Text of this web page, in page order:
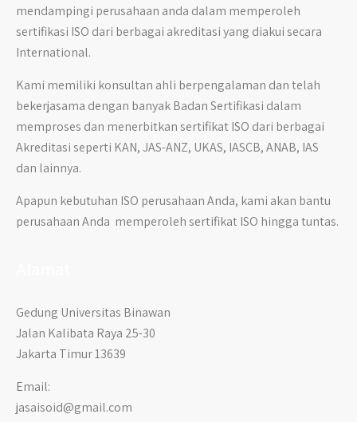
mendampingi perusahaan anda dalam memperoleh
sertifikasi ISO dari berbagai akreditasi yang diakui secara
International.
Kami memiliki konsultan ahli berpengalaman dan telah
bekerjasama dengan banyak Badan Sertifikasi dalam
memproses dan menerbitkan sertifikat ISO dari berbagai
Akreditasi seperti KAN, JAS-ANZ, UKAS, IASCB, ANAB, IAS
dan lainnya.
Apapun kebutuhan ISO perusahaan Anda, kami akan bantu
perusahaan Anda memperoleh sertifikat ISO hingga tuntas.
Gedung Universitas Binawan
Jalan Kalibata Raya 25-30
Jakarta Timur 13639
Email:
jasaisoid@gmail.com